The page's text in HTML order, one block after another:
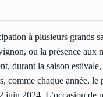
à plusieurs grands
ou la présence aux
durant la saison
comme chaque année, le
juin 2024. L’occasion